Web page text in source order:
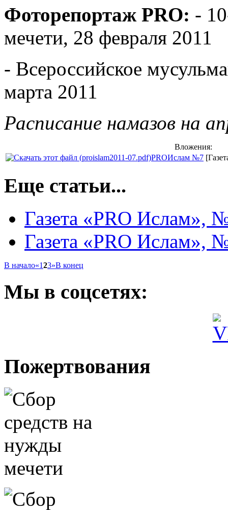
Фоторепортаж PRO: -
мечети, 28 февраля 2011
- Всероссийское
марта 2011
Расписание намазов на
Вложения:
PROИслам №7
Еще статьи...
Газета «PRO Ислам»,
Газета «PRO Ислам»,
В начало«123»В конец
Мы в соцсетях:
Пожертвования